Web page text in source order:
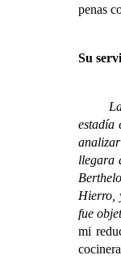
penas
Su
Las
estadía
llegara
Hierro,
fue
mi